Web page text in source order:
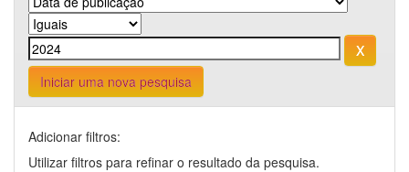
Iniciar uma nova pesquisa
Adicionar filtros:
Utilizar filtros para refinar o resultado da pesquisa.